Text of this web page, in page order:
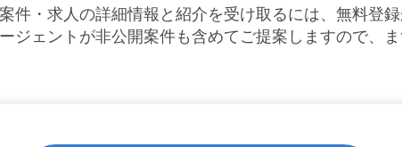
件・求人の詳細情報と紹介を受け取るには、無料登録
ジェントが非公開案件も含めてご提案しますので、ま